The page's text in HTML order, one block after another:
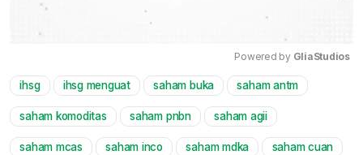
Mute
Powered by GliaStudios
ihsg ihsg menguat saham buka saham antm
saham komoditas saham pnbn saham agii
saham mcas saham inco saham mdka saham cuan